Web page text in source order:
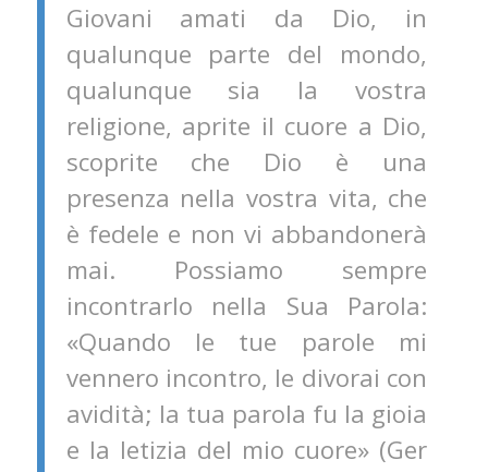
Giovani amati da Dio, in
qualunque parte del mondo,
qualunque sia la vostra
religione, aprite il cuore a Dio,
scoprite che Dio è una
presenza nella vostra vita, che
è fedele e non vi abbandonerà
mai. Possiamo sempre
incontrarlo nella Sua Parola:
«Quando le tue parole mi
vennero incontro, le divorai con
avidità; la tua parola fu la gioia
e la letizia del mio cuore» (Ger